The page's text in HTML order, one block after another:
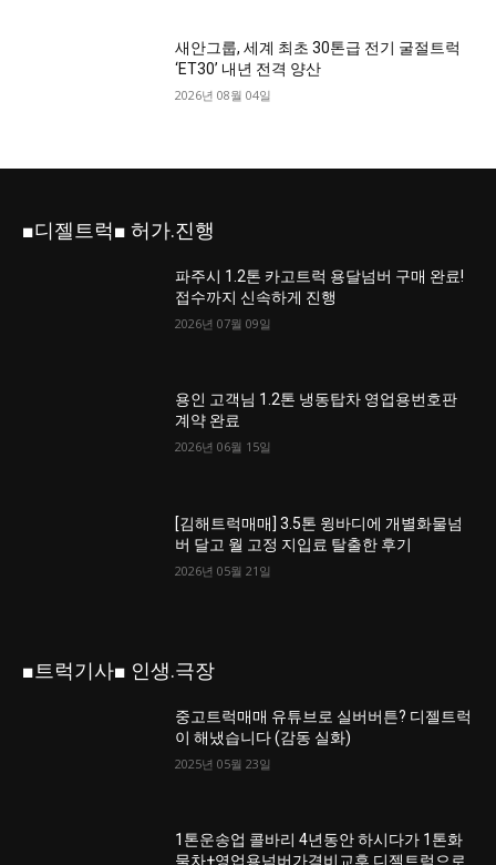
새안그룹, 세계 최초 30톤급 전기 굴절트럭
‘ET30’ 내년 전격 양산
2026년 08월 04일
■디젤트럭■ 허가.진행
파주시 1.2톤 카고트럭 용달넘버 구매 완료!
접수까지 신속하게 진행
2026년 07월 09일
용인 고객님 1.2톤 냉동탑차 영업용번호판
계약 완료
2026년 06월 15일
[김해트럭매매] 3.5톤 윙바디에 개별화물넘
버 달고 월 고정 지입료 탈출한 후기
2026년 05월 21일
■트럭기사■ 인생.극장
중고트럭매매 유튜브로 실버버튼? 디젤트럭
이 해냈습니다 (감동 실화)
2025년 05월 23일
1톤운송업 콜바리 4년동안 하시다가 1톤화
물차+영업용넘버가격비교후 디젤트럭으로